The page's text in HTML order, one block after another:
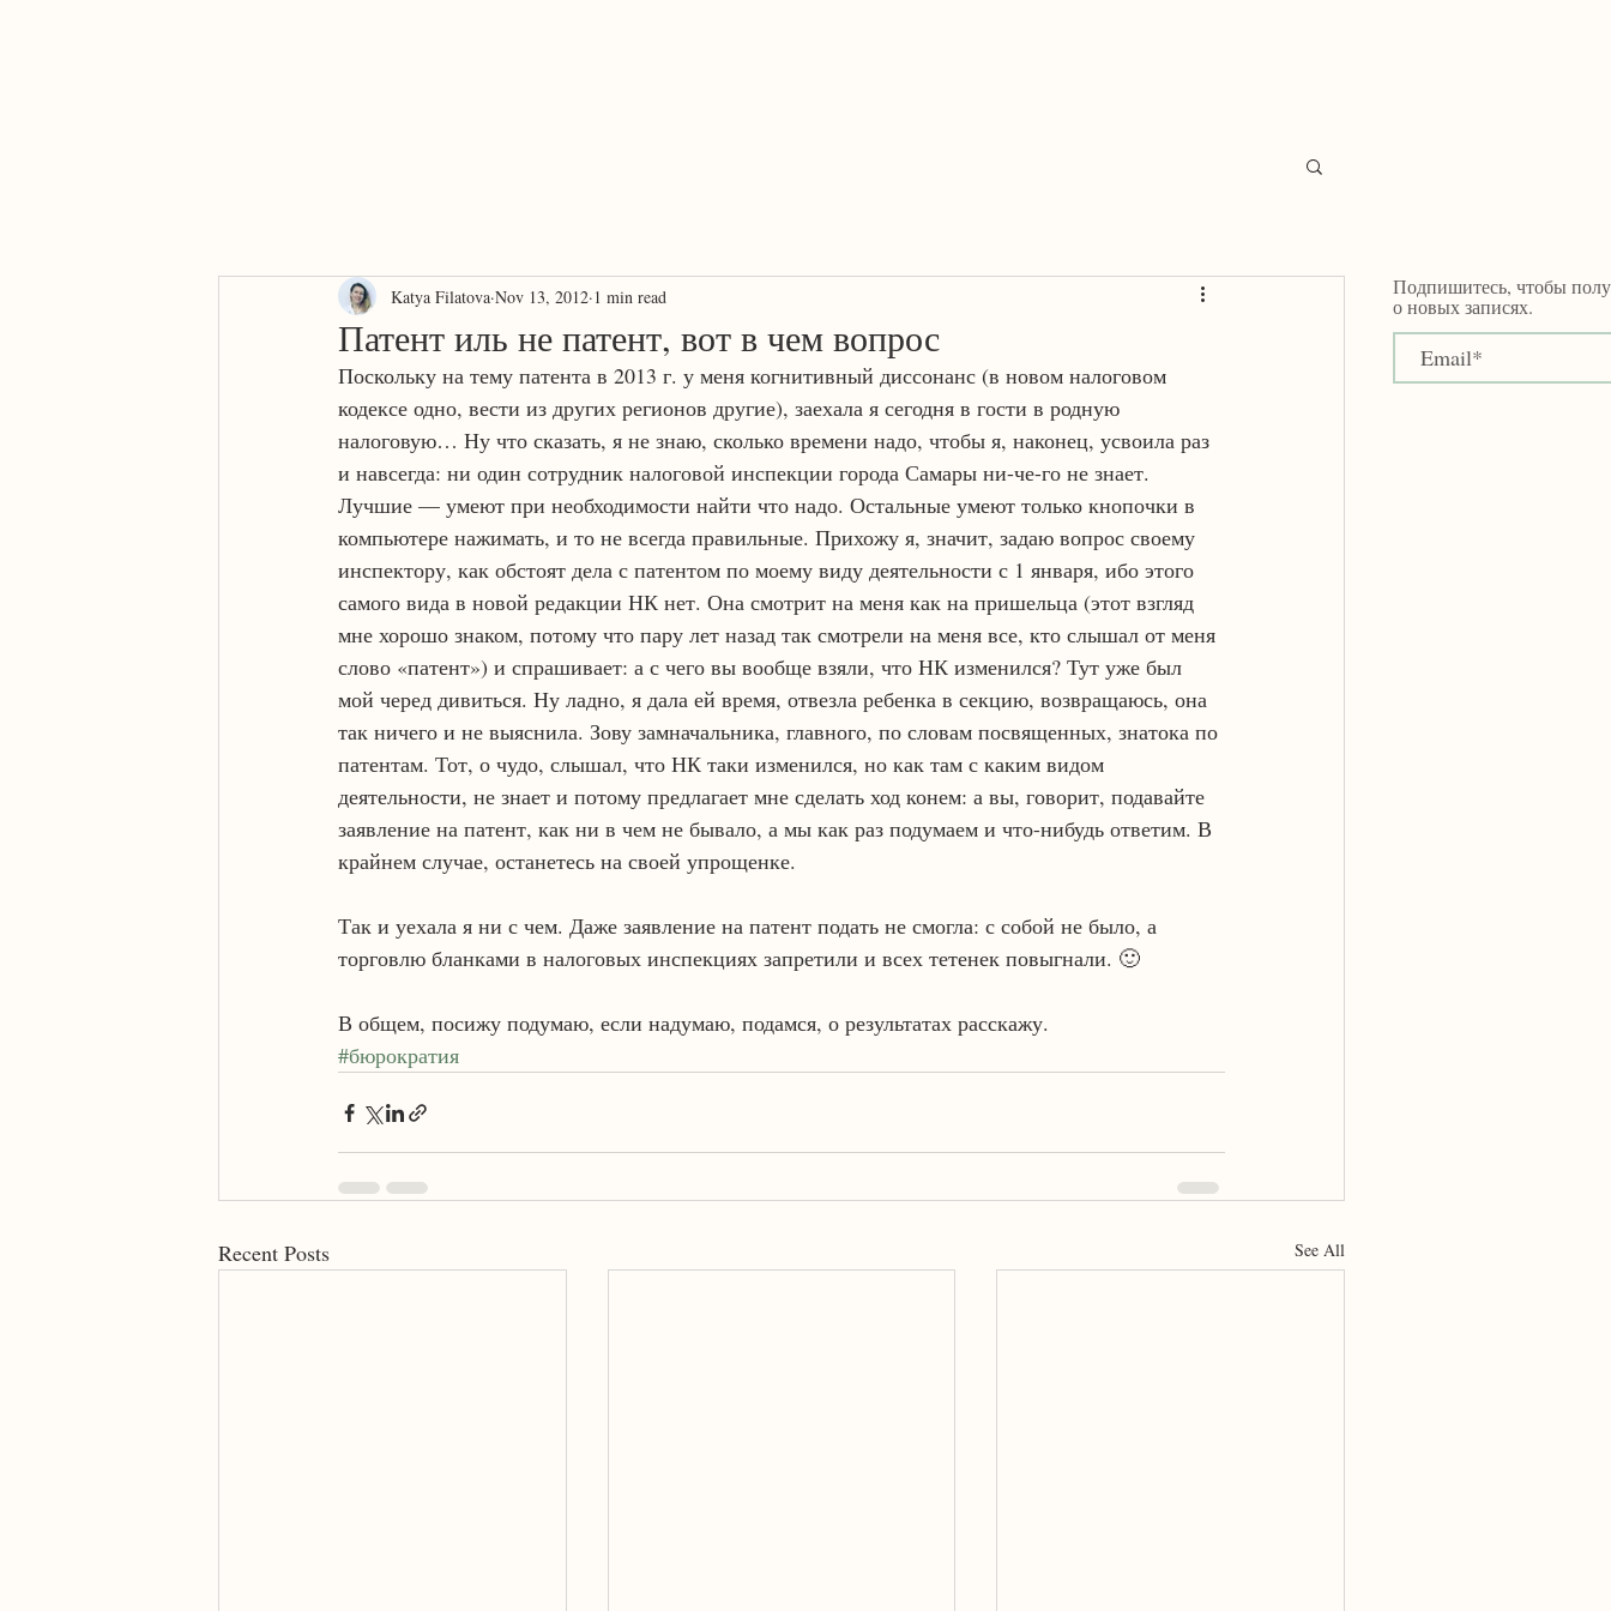
Патент иль не патент, вот в чем вопрос
Katya Filatova Nov 13, 2012 1 min read
Поскольку на тему патента в 2013 г. у меня когнитивный диссонанс (в новом налоговом
кодексе одно, вести из других регионов другие), заехала я сегодня в гости в родную
налоговую… Ну что сказать, я не знаю, сколько времени надо, чтобы я, наконец, усвоила раз
и навсегда: ни один сотрудник налоговой инспекции города Самары ни-че-го не знает.
Лучшие — умеют при необходимости найти что надо. Остальные умеют только кнопочки в
компьютере нажимать, и то не всегда правильные. Прихожу я, значит, задаю вопрос своему
инспектору, как обстоят дела с патентом по моему виду деятельности с 1 января, ибо этого
самого вида в новой редакции НК нет. Она смотрит на меня как на пришельца (этот взгляд
мне хорошо знаком, потому что пару лет назад так смотрели на меня все, кто слышал от меня
слово «патент») и спрашивает: а с чего вы вообще взяли, что НК изменился? Тут уже был
мой черед дивиться. Ну ладно, я дала ей время, отвезла ребенка в секцию, возвращаюсь, она
так ничего и не выяснила. Зову замначальника, главного, по словам посвященных, знатока по
патентам. Тот, о чудо, слышал, что НК таки изменился, но как там с каким видом
деятельности, не знает и потому предлагает мне сделать ход конем: а вы, говорит, подавайте
заявление на патент, как ни в чем не бывало, а мы как раз подумаем и что-нибудь ответим. В
крайнем случае, останетесь на своей упрощенке.
Так и уехала я ни с чем. Даже заявление на патент подать не смогла: с собой не было, а
торговлю бланками в налоговых инспекциях запретили и всех тетенек повыгнали. 🙂
В общем, посижу подумаю, если надумаю, подамся, о результатах расскажу.
#бюрократия
Recent Posts See All
Подпишитесь, чтобы
о новых записях.